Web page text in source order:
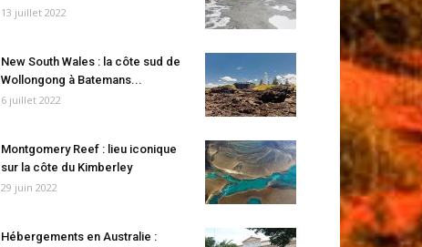
13 juillet 2022
New South Wales : la côte sud de
Wollongong à Batemans...
6 juillet 2022
Montgomery Reef : lieu iconique
sur la côte du Kimberley
29 juin 2022
Hébergements en Australie :